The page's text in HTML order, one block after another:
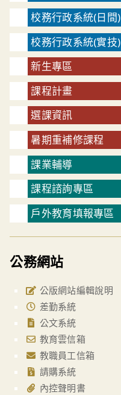
校務行政系統(日間)
校務行政系統(實技)
新生專區
課程計畫
選課資訊
暑期重補修課程
課業輔導
課程諮詢專區
戶外教育填報專區
公務網站
公版網站編輯說明
差勤系統
公文系統
教育雲信箱
教職員工信箱
請購系統
內控聲明書